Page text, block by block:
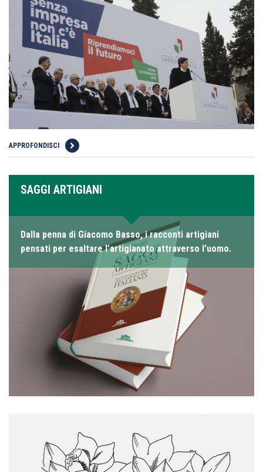
APPROFONDISCI
SAGGI ARTIGIANI
Dalla penna di Giacomo Basso, i racconti artigiani
pensati per esaltare l’artigianato attraverso l’uomo.